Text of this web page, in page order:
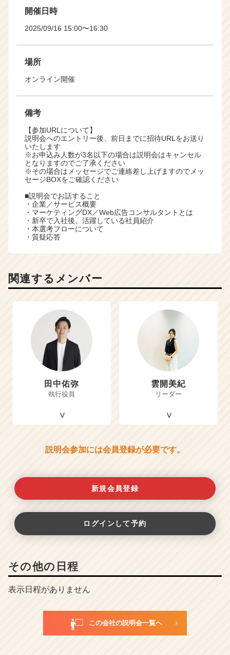
開催日時
2025/09/16 15:00〜16:30
場所
オンライン開催
備考
【参加URLについて】
説明会へのエントリー後、前日までに招待URLをお送り
いたします
※お申込み人数が3名以下の場合は説明会はキャンセル
となりますのでご了承ください
※その場合はメッセージでご連絡差し上げますのでメッ
セージBOXをご確認ください
■説明会でお話すること
・企業／サービス概要
・マーケティングDX／Web広告コンサルタントとは
・新卒で入社後、活躍している社員紹介
・本選考フローについて
・質疑応答
関連するメンバー
田中佑弥
執行役員
雲開美紀
リーダー
説明会参加には会員登録が必要です。
新規会員登録
ログインして予約
その他の日程
表示日程がありません
この会社の説明会一覧へ